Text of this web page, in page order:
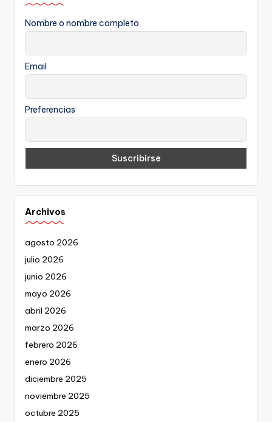
Nombre o nombre completo
Email
Preferencias
Archivos
agosto 2026
julio 2026
junio 2026
mayo 2026
abril 2026
marzo 2026
febrero 2026
enero 2026
diciembre 2025
noviembre 2025
octubre 2025